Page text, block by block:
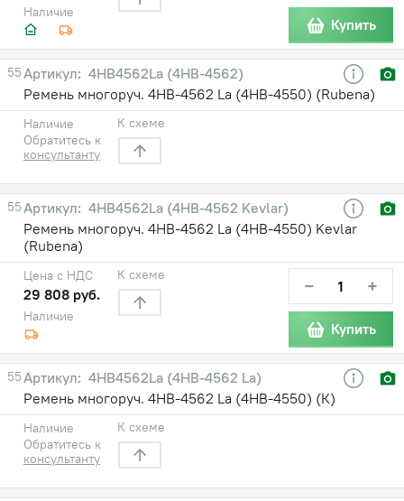
Наличие
Купить
55
4HB4562La (4НВ-4562)
Ремень многоруч. 4НВ-4562 La (4НВ-4550) (Rubena)
Наличие
Обратитесь к
консультанту
К схеме
55
4HB4562La (4НВ-4562 Kevlar)
Ремень многоруч. 4НВ-4562 La (4НВ-4550) Kevlar
(Rubena)
Наличие
Цена с НДС
29 808 руб.
К схеме − +
Купить
55
4HB4562La (4НВ-4562 La)
Ремень многоруч. 4НВ-4562 La (4НВ-4550) (К)
Наличие
Обратитесь к
консультанту
К схеме